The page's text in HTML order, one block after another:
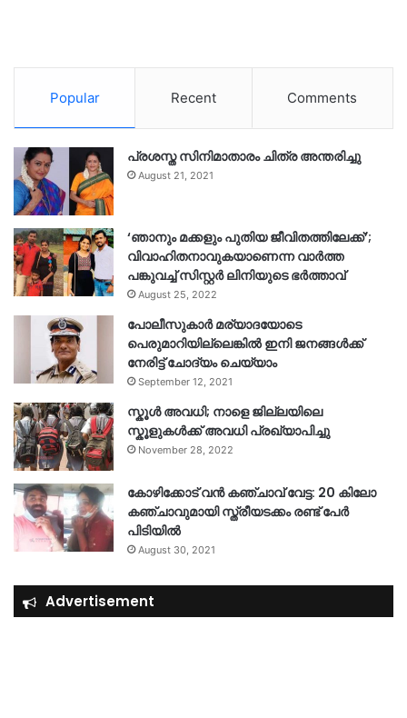
Popular Recent Comments
പ്രശസ്ത സിനിമാതാരം ചിത്ര അന്തരിച്ചു
August 21, 2021
‘ഞാനും മക്കളും പുതിയ ജീവിതത്തിലേക്ക്’;
വിവാഹിതനാവുകയാണെന്ന വാർത്ത
പങ്കുവച്ച് സിസ്റ്റർ ലിനിയുടെ ഭർത്താവ്
August 25, 2022
പോലീസുകാര്‍ മര്യാദയോടെ
പെരുമാറിയില്ലെങ്കില്‍ ഇനി ജനങ്ങള്‍ക്ക്
നേരിട്ട് ചോദ്യം ചെയ്യാം
September 12, 2021
സ്കൂൾ അവധി; നാളെ ജില്ലയിലെ
സ്കൂളുകൾക്ക് അവധി പ്രഖ്യാപിച്ചു
November 28, 2022
കോഴിക്കോട് വൻ കഞ്ചാവ് വേട്ട: 20 കിലോ
കഞ്ചാവുമായി സ്ത്രീയടക്കം രണ്ട് പേർ
പിടിയിൽ
August 30, 2021
Advertisement